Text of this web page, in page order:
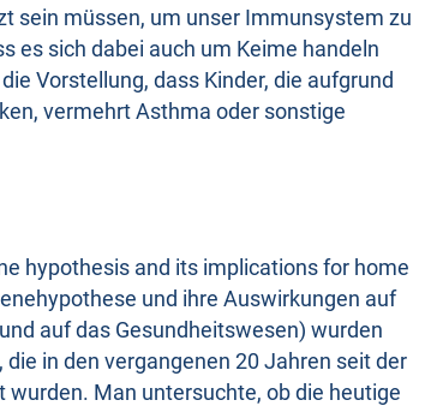
sein müssen, um unser Immunsystem zu
es sich dabei auch um Keime handeln
Vorstellung, dass Kinder, die aufgrund
vermehrt Asthma oder sonstige
hypothesis and its implications for home
und ihre Auswirkungen auf
auf das Gesundheitswesen) wurden
in den vergangenen 20 Jahren seit der
Man untersuchte, ob die heutige